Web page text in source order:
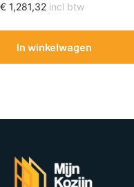
€ 1,281,32 incl btw
In winkelwagen